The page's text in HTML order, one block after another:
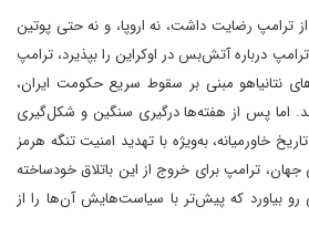
ترامپ رضایت داشت، نه اروپا، و نه حتی پوتین
درباره آتش‌بس در اوکراین را بپذیرد، ترامپ
نتانیاهو مبنی بر سقوط سریع حکومت ایران،
شد. اما پس از هفته‌ها درگیری سنگین و شکل‌گیری
خاورمیانه، به‌ویژه با تهدید امنیت تنگه هرمز
جهان، ترامپ برای خروج از این باتلاق خودساخته
بیاورد که پیش‌تر با سیاست‌هایش آن‌ها را از